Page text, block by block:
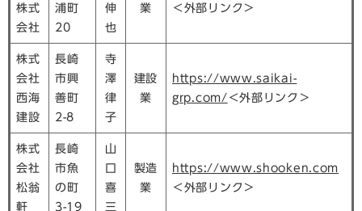
株式
会社
浦町
20
伸
也
業
＜外部リンク＞
株式
会社
西海
建設
長崎
市興
善町
2-8
寺
澤
律
子
建設
業
https://www.saikai-
grp.com/ ＜外部リンク＞
株式
会社
松翁
軒
長崎
市魚
の町
3-19
山
口
喜
三
製造
業
https://www.shooken.com
＜外部リンク＞